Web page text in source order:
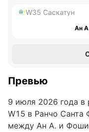
W35 Саскатун
Ан A
Превью
9 июля 2026 года в
W15 в Ранчо Санта
между Ан А. и Фоши